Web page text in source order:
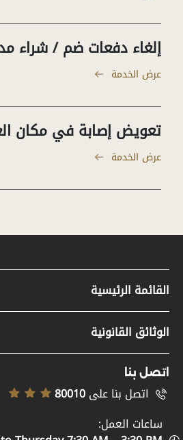
إلغاء دفعات ضم / شراء
عرض الخدمة
تعويض إصابة في مكان
عرض الخدمة
القائمة الرئيسية
مواد صحفية
وظائف
تسجيل الموردين
خريطة الموقع
الدعم والمساعدة
الوثائق القانونية
سياسة حقوق النشر
إخلاء المسؤولية
سياسة إمكانية الوصول
اتصل بنا
اتصل بنا على80010
ساعات العمل: